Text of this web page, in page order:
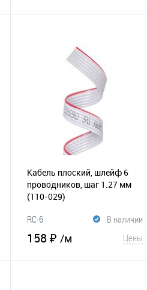
В избранное
сравнению
Кабель плоский, шлейф 6
проводников, шаг 1.27 мм
(110-029)
В наличии
RC-6
158 ₽ /м Цены